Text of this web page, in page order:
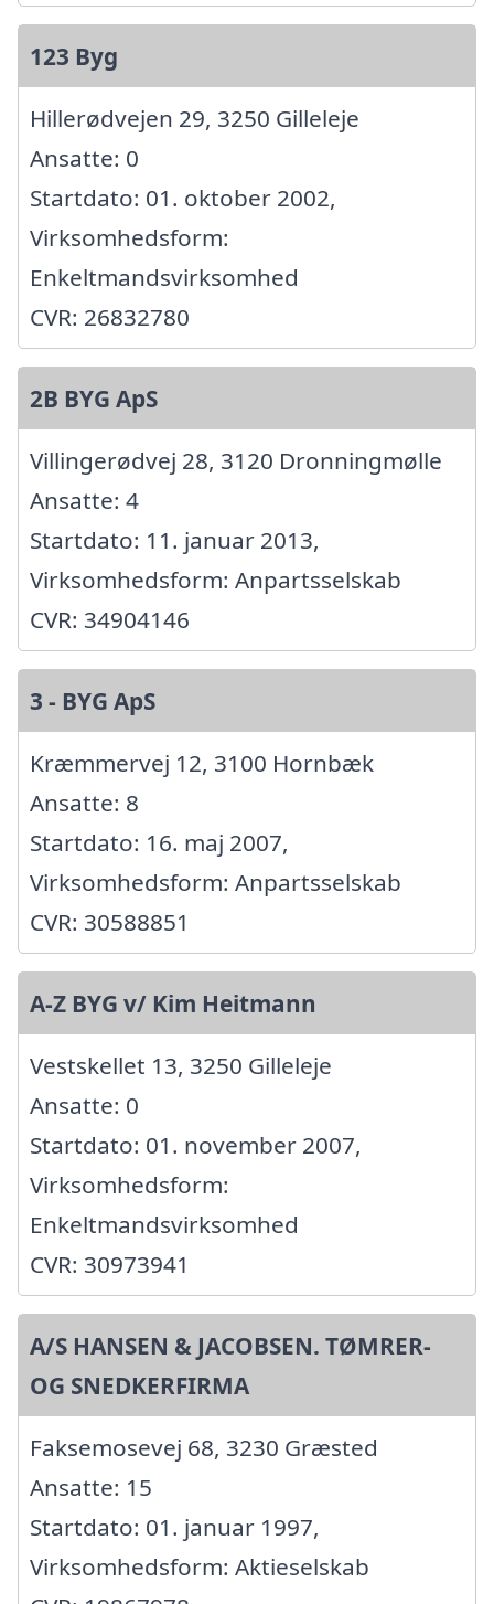
123 Byg
Hillerødvejen 29, 3250 Gilleleje
Ansatte: 0
Startdato: 01. oktober 2002,
Virksomhedsform:
Enkeltmandsvirksomhed
CVR: 26832780
2B BYG ApS
Villingerødvej 28, 3120 Dronningmølle
Ansatte: 4
Startdato: 11. januar 2013,
Virksomhedsform: Anpartsselskab
CVR: 34904146
3 - BYG ApS
Kræmmervej 12, 3100 Hornbæk
Ansatte: 8
Startdato: 16. maj 2007,
Virksomhedsform: Anpartsselskab
CVR: 30588851
A-Z BYG v/ Kim Heitmann
Vestskellet 13, 3250 Gilleleje
Ansatte: 0
Startdato: 01. november 2007,
Virksomhedsform:
Enkeltmandsvirksomhed
CVR: 30973941
A/S HANSEN & JACOBSEN. TØMRER-
OG SNEDKERFIRMA
Faksemosevej 68, 3230 Græsted
Ansatte: 15
Startdato: 01. januar 1997,
Virksomhedsform: Aktieselskab